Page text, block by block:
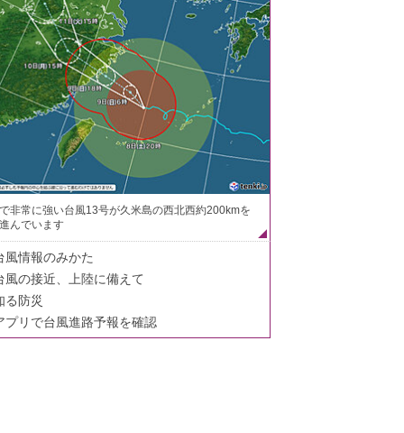
非常に強い台風13号が久米島の西北西約200kmを
んでいます
風情報のみかた
風の接近、上陸に備えて
る防災
プリで台風進路予報を確認